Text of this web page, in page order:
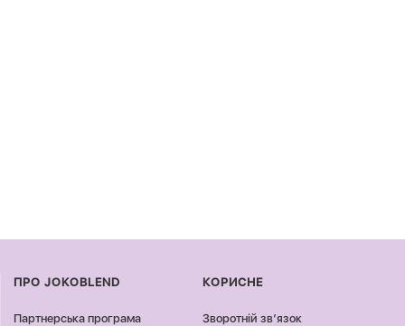
ПРО JOKOBLEND
Партнерська програма
КОРИСНЕ
Зворотній звʼязок